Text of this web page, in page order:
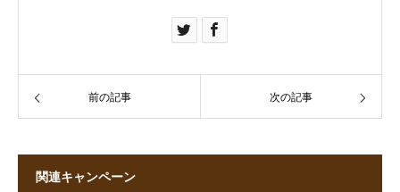
前の記事 次の記事
関連キャンペーン